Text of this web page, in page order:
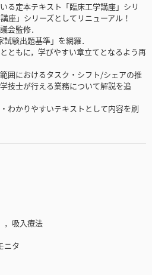
る定本テキスト「臨床工学講座」シリ
座」シリーズとしてリニューアル！
会監修．
験出題基準」を網羅．
ともに，学びやすい章立てとなるよう再
囲におけるタスク・シフト/シェアの推
技士が行える業務について解説を追
わかりやすいテキストとして内容を刷
，吸入療法
ニタ